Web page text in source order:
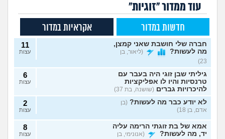
עוד ממדור "זוגיות"
חדשות במדור אקראיות במדור
חברה שלי חושבת שאני קמצן,
מה לעשות?
(ליאור, בן
23)
11
עצות
גיליתי שבן זוגי היה בעבר עם
טרנסיות והיו לו אפליקציות
להיכרויות גברים (שושנה, בת 37)
6
עצות
לא יודע כבר מה לעשות? (בן
אדם, בן 18)
2
עצות
אמא של בת זוגתי הרימה עליה
יד, מה לעשות?
(אנונימי, בן
8
עצות